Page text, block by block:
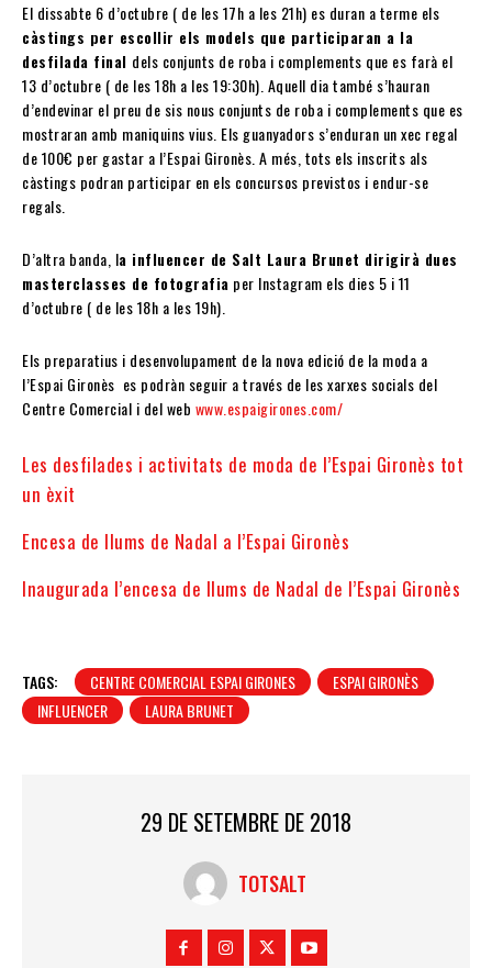
El dissabte 6 d’octubre ( de les 17h a les 21h) es duran a terme els
càstings per escollir els models que participaran a la
desfilada final dels conjunts de roba i complements que es farà el
13 d’octubre ( de les 18h a les 19:30h). Aquell dia també s’hauran
d’endevinar el preu de sis nous conjunts de roba i complements que es
mostraran amb maniquins vius. Els guanyadors s’enduran un xec regal
de 100€ per gastar a l’Espai Gironès. A més, tots els inscrits als
càstings podran participar en els concursos previstos i endur-se
regals.
D’altra banda, la influencer de Salt Laura Brunet dirigirà dues
masterclasses de fotografia per Instagram els dies 5 i 11
d’octubre ( de les 18h a les 19h).
Els preparatius i desenvolupament de la nova edició de la moda a
l’Espai Gironès es podràn seguir a través de les xarxes socials del
Centre Comercial i del web www.espaigirones.com/
Les desfilades i activitats de moda de l’Espai Gironès tot
un èxit
Encesa de llums de Nadal a l’Espai Gironès
Inaugurada l’encesa de llums de Nadal de l’Espai Gironès
TAGS: CENTRE COMERCIAL ESPAI GIRONES
ESPAI GIRONÈS
INFLUENCER
LAURA BRUNET
29 DE SETEMBRE DE 2018
TOTSALT